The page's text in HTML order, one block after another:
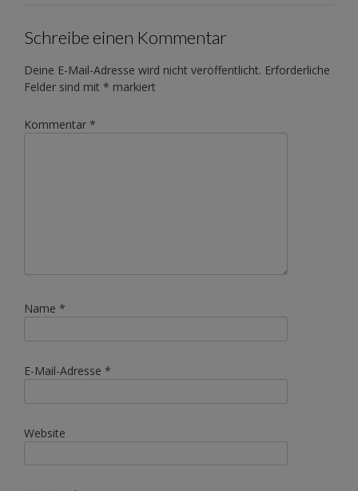
Schreibe einen Kommentar
Deine E-Mail-Adresse wird nicht veröffentlicht. Erforderliche
Felder sind mit * markiert
Kommentar *
Name *
E-Mail-Adresse *
Website